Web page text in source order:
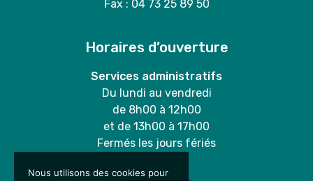
Fax : 04 73 25 89 50
Horaires d’ouverture
Services administratifs
Du lundi au vendredi
de 8h00 à 12h00
et de 13h00 à 17h00
Fermés les jours fériés
Nous utilisons des cookies pour